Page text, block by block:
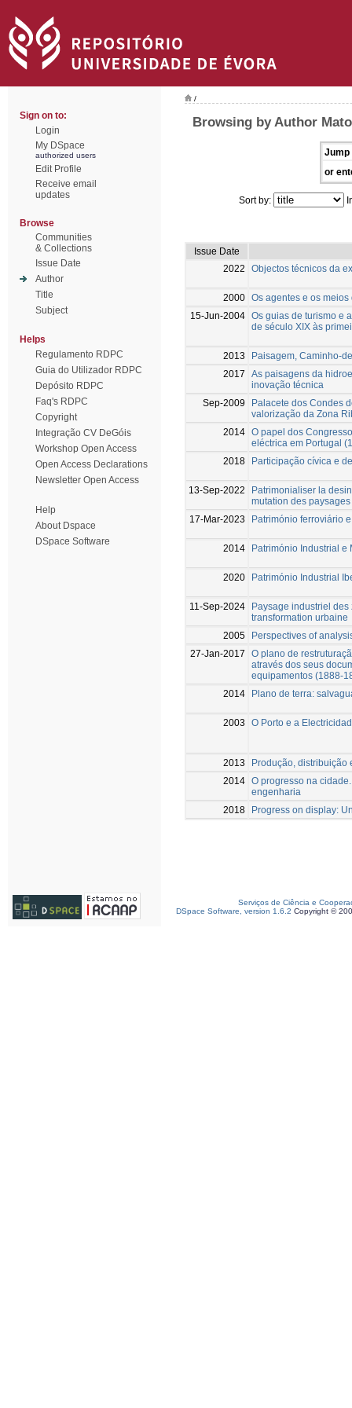
Sign on to:
Login
My DSpace
authorized users
Edit Profile
Receive email
updates
Browse
Communities
& Collections
Issue Date
Author
Title
Subject
Helps
Regulamento RDPC
Guia do Utilizador RDPC
Depósito RDPC
Faq's RDPC
Copyright
Integração CV DeGóis
Workshop Open Access
Open Access Declarations
Newsletter Open Access
Help
About Dspace
DSpace Software
/
Browsing by Author
Jump
or
Sort by:
Issue Date
2022
Objectos técnicos da
2000 Os agentes e os
15-Jun-2004 Os guias de turismo e
de século XIX às
2013
Paisagem, Caminho-
2017
As paisagens da
inovação técnica
Sep-2009
Palacete dos Condes
valorização da Zona
2014 O papel dos
eléctrica em Portugal
2018
Participação cívica e
13-Sep-2022
Patrimonialiser la
mutation des
17-Mar-2023
Património ferroviário
2014 Património Industrial e
2020 Património Industrial
11-Sep-2024
Paysage industriel
transformation urbaine
2005
Perspectives of
27-Jan-2017
O plano de
através dos seus
equipamentos (1888-
2014
Plano de terra:
2003 O Porto e a
2013
Produção, distribuição
2014 O progresso na
engenharia
2018
Progress on display:
Serviços de Ciência e
DSpace Software, version 1.6.2 Copyright ©